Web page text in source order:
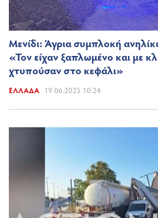
Μενίδι: Άγρια συμπλοκή
«Τον είχαν ξαπλωμένο και με
χτυπούσαν στο κεφάλι»
ΕΛΛΆΔΑ 19.06.2025 10:24